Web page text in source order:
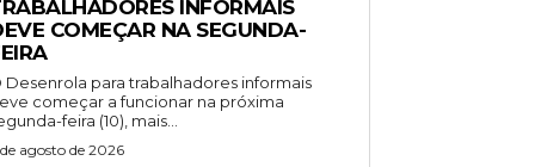
INFORMAIS
COMEÇAR NA SEGUNDA-
Desenrola para trabalhadores informais
começar a funcionar na próxima
feira (10), mais...
agosto de 2026